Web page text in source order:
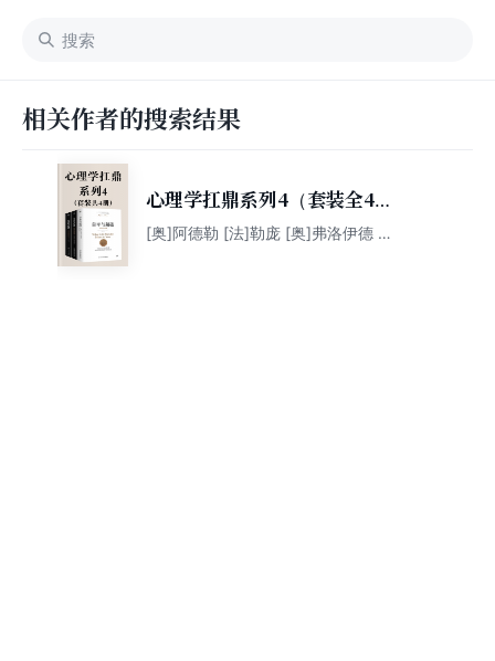
相关作者的搜索结果
心理学扛鼎系列4（套装全4
册）
[奥]阿德勒 [法]勒庞 [奥]弗洛伊德 李